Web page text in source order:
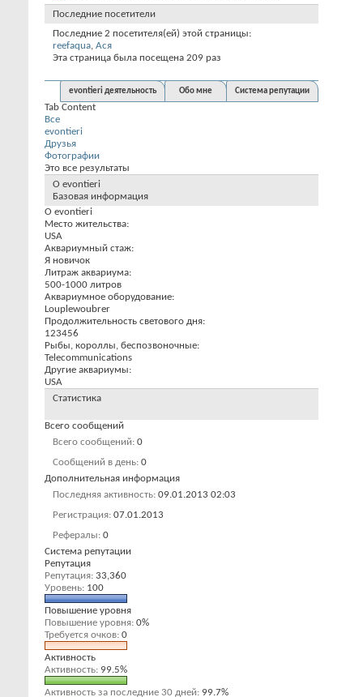
Последние посетители
Последние 2 посетителя(ей) этой страницы:
reefaqua, Ася
Эта страница была посещена 209 раз
evontieri деятельность Обо мне Система репутации
Tab Content
Все
evontieri
Друзья
Фотографии
Это все результаты
О evontieri
Базовая информация
О evontieri
Место жительства:
USA
Аквариумный стаж:
Я новичок
Литраж аквариума:
500-1000 литров
Аквариумное оборудование:
Louplewoubrer
Продолжительность светового дня:
123456
Рыбы, короллы, беспозвоночные:
Telecommunications
Другие аквариумы:
USA
Статистика
Всего сообщений
Всего сообщений 0
Сообщений в день 0
Дополнительная информация
Последняя активность 09.01.2013 02:03
Регистрация 07.01.2013
Рефералы 0
Система репутации
Репутация
Репутация 33,360
Уровень 100
Повышение уровня
Повышение уровня 0%
Требуется очков 0
Активность
Активность 99.5%
Активность за последние 30 дней 99.7%